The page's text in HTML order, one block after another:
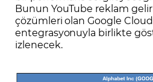
Bunun YouTube reklam
çözümleri olan Google
entegrasyonuyla birlikte
izlenecek.